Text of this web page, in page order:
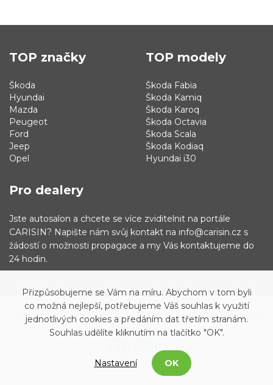
TOP značky
Škoda
Hyundai
Mazda
Peugeot
Ford
Jeep
Opel
TOP modely
Škoda Fabia
Škoda Kamiq
Škoda Karoq
Škoda Octavia
Škoda Scala
Škoda Kodiaq
Hyundai i30
Pro dealery
Jste autosalon a chcete se více zviditelnit na portále
CARISIN? Napište nám svůj kontakt na info@carisin.cz s
žádostí o možnosti propagace a my Vás kontaktujeme do
24 hodin.
© 2019 - 2021 Carisin.cz Archiv vozů Facebook
Přizpůsobujeme se Vám na míru. Abychom v tom byli
co možná nejlepší, potřebujeme Váš souhlas k využití
jednotlivých cookies a předáním dat třetím stranám.
Souhlas udělíte kliknutím na tlačítko "OK".
Nastavení OK